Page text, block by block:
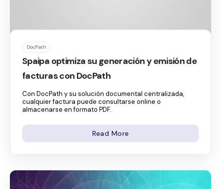
DocPath
Spaipa optimiza su generación y emisión de
facturas con DocPath
Con DocPath y su solución documental centralizada,
cualquier factura puede consultarse online o
almacenarse en formato PDF.
Read More